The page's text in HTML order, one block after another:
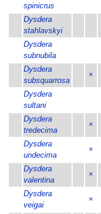
spinicrus
Dysdera
stahlavskyi
Dysdera
subnubila
Dysdera
subsquarrosa
×
Dysdera
sultani
Dysdera
tredecima
×
Dysdera
undecima
×
Dysdera
valentina
×
Dysdera
veigai
×